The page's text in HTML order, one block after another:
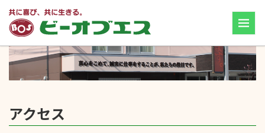
アクセス